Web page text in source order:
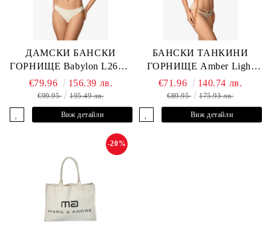
ДАМСКИ БАНСКИ
ГОРНИЩЕ Babylon L2613-
YP-682 MARC & ANDRE
€79.96 156.39 лв.
€99.95 195.49 лв.
Виж детайли
БАНСКИ ТАНКИНИ
ГОРНИЩЕ Amber Light
L2605-Y-803 MARC &
ANDRE
€71.96 140.74 лв.
€89.95 175.93 лв.
Виж детайли
-20%